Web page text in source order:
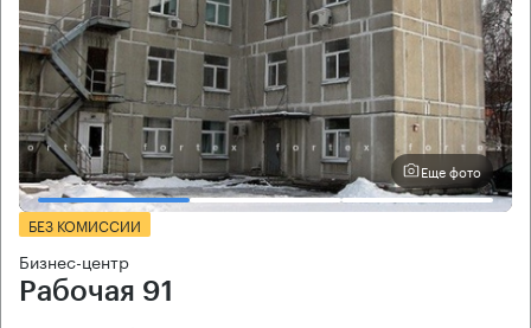
Еще фото
БЕЗ КОМИССИИ
Бизнес-центр
Рабочая 91